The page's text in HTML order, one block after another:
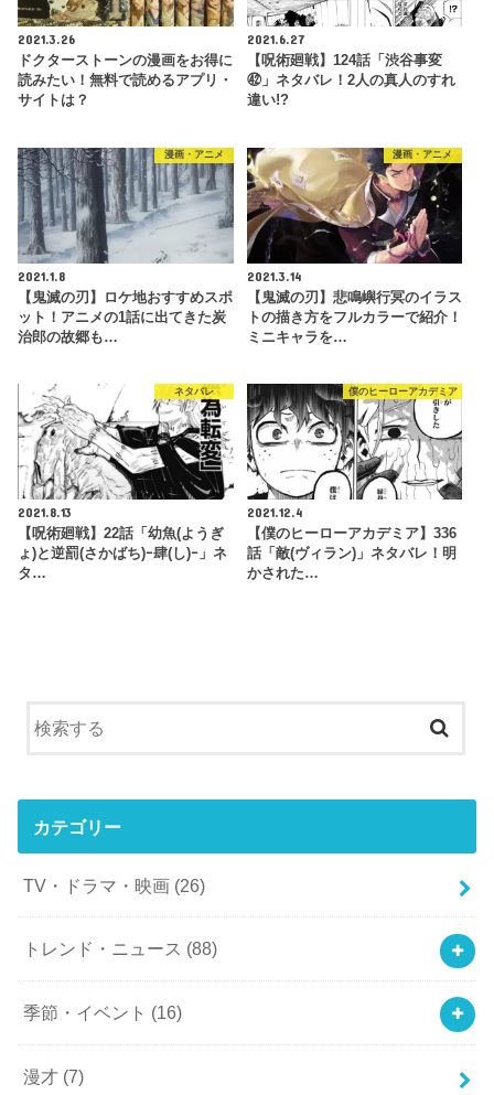
2021.3.26
ドクターストーンの漫画をお得に
読みたい！無料で読めるアプリ・
サイトは？
2021.6.27
【呪術廻戦】124話「渋谷事変
㊷」ネタバレ！2人の真人のすれ
違い!?
漫画・アニメ
2021.1.8
【鬼滅の刃】ロケ地おすすめスポ
ット！アニメの1話に出てきた炭
治郎の故郷も…
漫画・アニメ
2021.3.14
【鬼滅の刃】悲鳴嶼行冥のイラス
トの描き方をフルカラーで紹介！
ミニキャラを…
ネタバレ
2021.8.13
【呪術廻戦】22話「幼魚(ようぎ
ょ)と逆罰(さかばち)ｰ肆(し)ｰ」ネ
タ…
僕のヒーローアカデミア
2021.12.4
【僕のヒーローアカデミア】336
話「敵(ヴィラン)」ネタバレ！明
かされた…
カテゴリー
TV・ドラマ・映画 (26)
トレンド・ニュース (88)
季節・イベント (16)
漫才 (7)